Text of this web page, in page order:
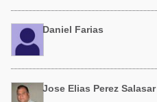
Daniel Farias
Jose Elias Perez Salasar